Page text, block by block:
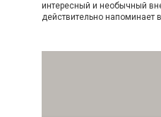
интересный и необычный
действительно напоминает